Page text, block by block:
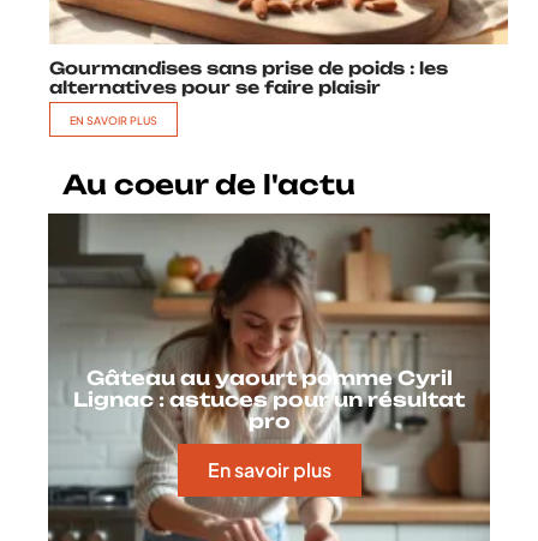
Gourmandises sans prise de poids : les
alternatives pour se faire plaisir
EN SAVOIR PLUS
Au coeur de l'actu
Gâteau au yaourt pomme Cyril
Lignac : astuces pour un résultat
pro
En savoir plus